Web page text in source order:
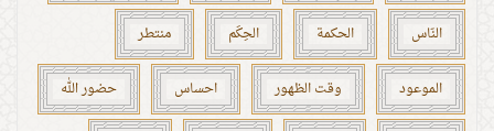
النّاس الحكمة الحِكَم منتطر
الموعود وقت الظهور احساس حضور الله